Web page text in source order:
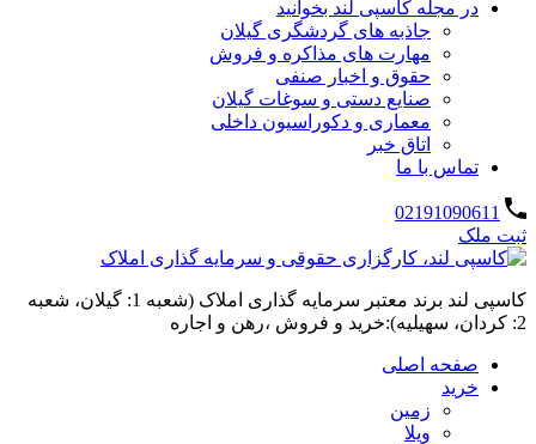
در مجله کاسپی لند بخوانید
جاذبه های گردشگری گیلان
مهارت های مذاکره و فروش
حقوق و اخبار صنفی
صنایع دستی و سوغات گیلان
معماری و دکوراسیون داخلی
اتاق خبر
تماس با ما
02191090611
ثبت ملک
کاسپی لند برند معتبر سرمایه گذاری املاک (شعبه 1: گیلان، شعبه
2: کردان، سهیلیه):خرید و فروش ،رهن و اجاره
صفحه اصلی
خرید
زمین
ویلا